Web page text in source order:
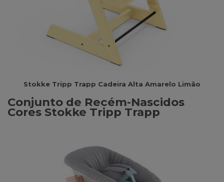
Stokke Tripp Trapp Cadeira Alta Amarelo Limão
Conjunto de Recém-Nascidos
Cores Stokke Tripp Trapp